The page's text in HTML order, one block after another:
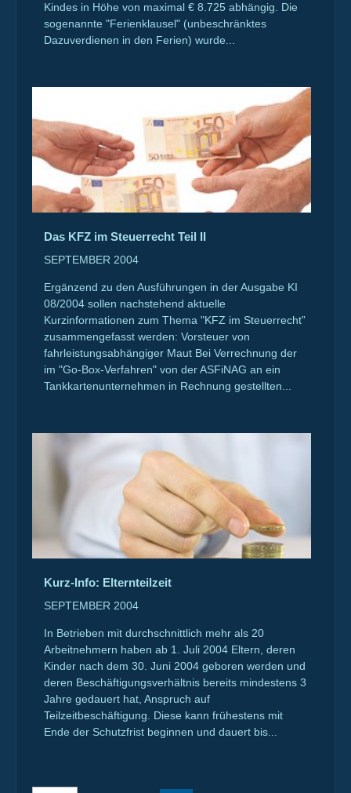
Kindes in Höhe von maximal € 8.725 abhängig. Die
sogenannte "Ferienklausel" (unbeschränktes
Dazuverdienen in den Ferien) wurde...
Das KFZ im Steuerrecht Teil II
SEPTEMBER 2004
Ergänzend zu den Ausführungen in der Ausgabe KI
08/2004 sollen nachstehend aktuelle
Kurzinformationen zum Thema "KFZ im Steuerrecht”
zusammengefasst werden: Vorsteuer von
fahrleistungsabhängiger Maut Bei Verrechnung der
im "Go-Box-Verfahren" von der ASFiNAG an ein
Tankkartenunternehmen in Rechnung gestellten...
Kurz-Info: Elternteilzeit
SEPTEMBER 2004
In Betrieben mit durchschnittlich mehr als 20
Arbeitnehmern haben ab 1. Juli 2004 Eltern, deren
Kinder nach dem 30. Juni 2004 geboren werden und
deren Beschäftigungsverhältnis bereits mindestens 3
Jahre gedauert hat, Anspruch auf
Teilzeitbeschäftigung. Diese kann frühestens mit
Ende der Schutzfrist beginnen und dauert bis...